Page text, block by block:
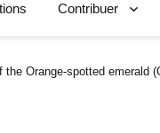
Contribuer
the Orange-spotted emerald